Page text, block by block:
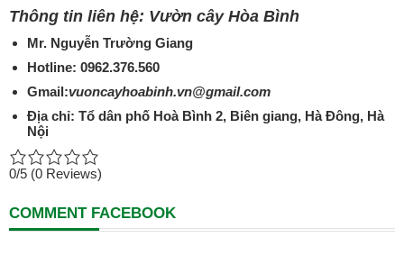
Thông tin liên hệ: Vườn cây Hòa Bình
Mr. Nguyễn Trường Giang
Hotline: 0962.376.560
Gmail:vuoncayhoabinh.vn@gmail.com
Địa chỉ: Tổ dân phố Hoà Bình 2, Biên giang, Hà Đông, Hà
Nội
0/5 (0 Reviews)
COMMENT FACEBOOK